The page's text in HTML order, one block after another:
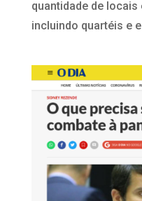
quantidade de
incluindo quartéis e